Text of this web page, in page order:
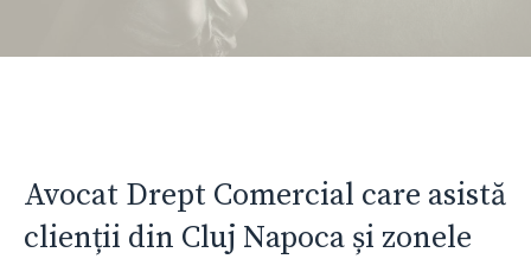
Avocat Drept Comercial care asistă
clienții din Cluj Napoca și zonele